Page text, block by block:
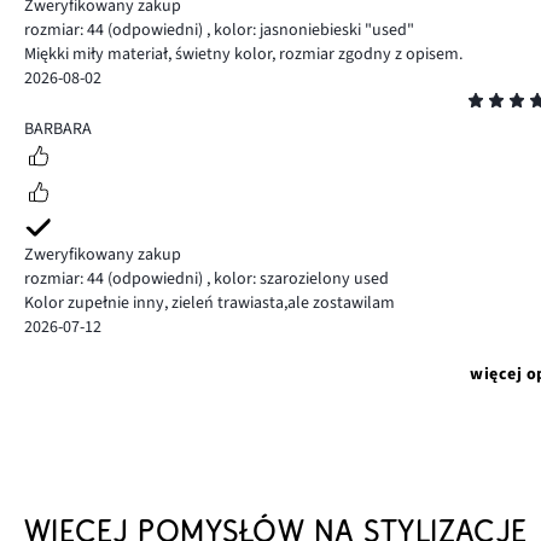
Zweryfikowany zakup
rozmiar: 44 (odpowiedni) , kolor: jasnoniebieski "used"
Miękki miły materiał, świetny kolor, rozmiar zgodny z opisem.
2026-08-02
5
BARBARA
Zweryfikowany zakup
rozmiar: 44 (odpowiedni) , kolor: szarozielony used
Kolor zupełnie inny, zieleń trawiasta,ale zostawilam
2026-07-12
więcej
WIĘCEJ POMYSŁÓW NA STYLIZACJE